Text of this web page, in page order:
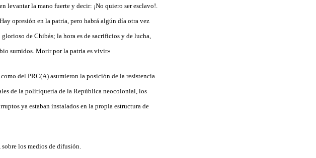
levantar la mano fuerte y decir: ¡No quiero ser esclavo!.
opresión en la patria, pero habrá algún día otra vez
de Chibás; la hora es de sacrificios y de lucha,
sumidos. Morir por la patria es vivir»
del PRC(A) asumieron la posición de la resistencia
de la politiquería de la República neocolonial, los
ya estaban instalados en la propia estructura de
los medios de difusión.